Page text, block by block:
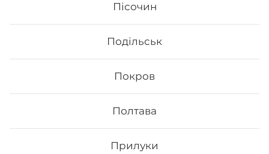
Пісочин
Подільськ
Покров
Полтава
Прилуки
копченим лососем - Макі з огірком - Макі з лососем -